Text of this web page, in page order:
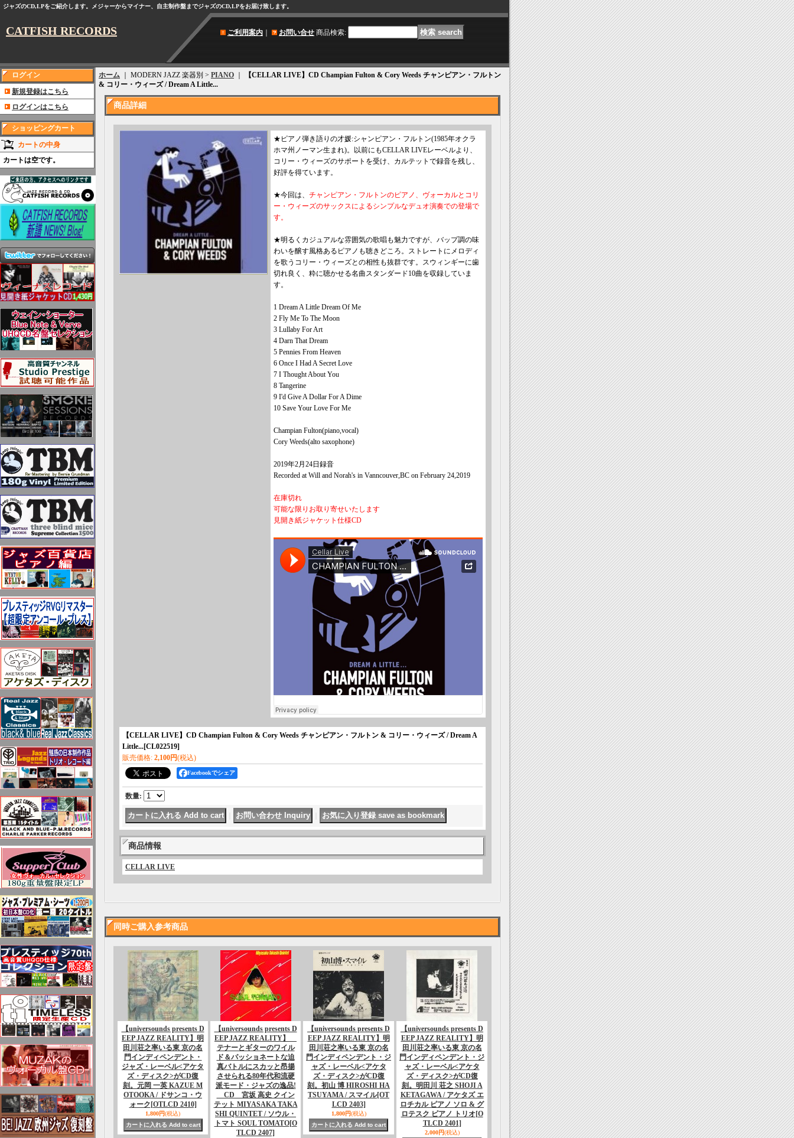
ジャズのCD,LPをご紹介します。メジャーからマイナー、自主制作盤までジャズのCD,LPをお届け致します。
CATFISH RECORDS ご利用案内｜ お問い合せ 商品検索:
ログイン
新規登録はこちら
ログインはこちら
ショッピングカート
カートの中身
カートは空です。
ホーム ｜ MODERN JAZZ 楽器別 > PIANO
【CELLAR LIVE】CD Champian Fulton & Cory Weeds チャンピアン・フルトン
& コリー・ウィーズ / Dream A Little...
商品詳細
★ピアノ弾き語りの才媛:シャンピアン・フルトン(1985年オクラ
ホマ州ノーマン生まれ)。以前にもCELLAR LIVEレーベルより、
コリー・ウィーズのサポートを受け、カルテットで録音を残し、
好評を得ています。
★今回は、 チャンピアン・フルトンのピアノ、ヴォーカルとコリ
ー・ウィーズのサックスによるシンプルなデュオ演奏での登場で
す。
★明るくカジュアルな雰囲気の歌唱も魅力ですが、バップ調の味
わいを醸す風格あるピアノも聴きどころ。ストレートにメロディ
を歌うコリー・ウィーズとの相性も抜群です。スウィンギーに歯
切れ良く、粋に聴かせる名曲スタンダード10曲を収録していま
す。
1 Dream A Little Dream Of Me
2 Fly Me To The Moon
3 Lullaby For Art
4 Darn That Dream
5 Pennies From Heaven
6 Once I Had A Secret Love
7 I Thought About You
8 Tangerine
9 I'd Give A Dollar For A Dime
10 Save Your Love For Me
Champian Fulton(piano,vocal)
Cory Weeds(alto saxophone)
2019年2月24日録音
Recorded at Will and Norah's in Vanncouver,BC on February 24,2019
在庫切れ
可能な限りお取り寄せいたします
見開き紙ジャケット仕様CD
【CELLAR LIVE】CD Champian Fulton & Cory Weeds チャンピアン・フルトン & コリー・ウィーズ / Dream A
Little...[CL022519]
販売価格: 2,100円(税込)
Facebookでシェア
数量:
商品情報
CELLAR LIVE
同時ご購入参考商品
【universounds presents D
EEP JAZZ REALITY】明
田川荘之率いる東 京の名
門インディペンデント・
ジャズ・レーベル<アケタ
ズ・ディスク>がCD復
刻。元岡 一英 KAZUE M
OTOOKA / ドサンコ・ウ
ォーク [OTLCD 2410]
1,800円(税込)
【universounds presents D
EEP JAZZ REALITY】
テナーとギターのワイル
ド＆パッショネートな迫
真バトルにスカッと昂揚
させられる80年代和流硬
派モード・ジャズの逸品!
CD 宮坂 高史 クイン
テット MIYASAKA TAKA
SHI QUINTET / ソウル・
トマト SOUL TOMATO[O
TLCD 2407]
【universounds presents D
EEP JAZZ REALITY】明
田川荘之率いる東 京の名
門インディペンデント・ジ
ャズ・レーベル<アケタ
ズ・ディスク>がCD復
刻。初山 博 HIROSHI HA
TSUYAMA / スマイル[OT
LCD 2403]
1,800円(税込)
【universounds presents D
EEP JAZZ REALITY】明
田川荘之率いる東 京の名
門インディペンデント・ジ
ャズ・レーベル<アケタ
ズ・ディスク>がCD復
刻。明田川 荘之 SHOJI A
KETAGAWA / アケタズ エ
ロチカル ピアノ ソロ & グ
ロテスク ピアノ トリオ [O
TLCD 2401]
2,000円(税込)